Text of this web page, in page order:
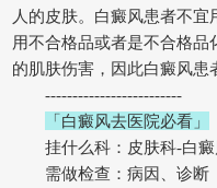
人的皮肤。白癜风患者不
用不合格品或者是不合格
的肌肤伤害，因此白癜风患
-------------------------
「白癜风去医院必看」
挂什么科：皮肤科-白癜
需做检查：病因、诊断